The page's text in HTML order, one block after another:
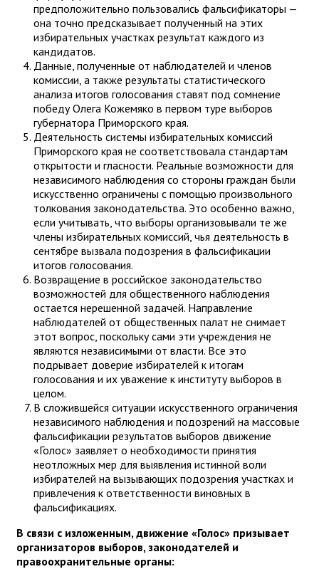
предположительно пользовались фальсификаторы —
она точно предсказывает полученный на этих
избирательных участках результат каждого из
кандидатов.
Данные, полученные от наблюдателей и членов
комиссии, а также результаты статистического
анализа итогов голосования ставят под сомнение
победу Олега Кожемяко в первом туре выборов
губернатора Приморского края.
Деятельность системы избирательных комиссий
Приморского края не соответствовала стандартам
открытости и гласности. Реальные возможности для
независимого наблюдения со стороны граждан были
искусственно ограничены с помощью произвольного
толкования законодательства. Это особенно важно,
если учитывать, что выборы организовывали те же
члены избирательных комиссий, чья деятельность в
сентябре вызвала подозрения в фальсификации
итогов голосования.
Возвращение в российское законодательство
возможностей для общественного наблюдения
остается нерешенной задачей. Направление
наблюдателей от общественных палат не снимает
этот вопрос, поскольку сами эти учреждения не
являются независимыми от власти. Все это
подрывает доверие избирателей к итогам
голосования и их уважение к институту выборов в
целом.
В сложившейся ситуации искусственного ограничения
независимого наблюдения и подозрений на массовые
фальсификации результатов выборов движение
«Голос» заявляет о необходимости принятия
неотложных мер для выявления истинной воли
избирателей на вызывающих подозрения участках и
привлечения к ответственности виновных в
фальсификациях.
В связи с изложенным, движение «Голос» призывает
организаторов выборов, законодателей и
правоохранительные органы: